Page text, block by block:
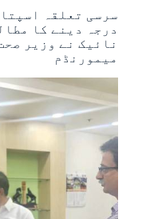
سرسی تعلقہ
درجہ دینے کا
نائیک نے وزیر
میمورنڈم